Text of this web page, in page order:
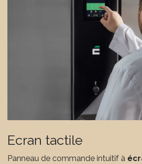
Ecran tactile
Panneau de commande intuitif à